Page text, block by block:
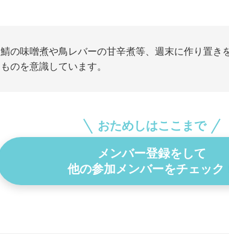
鯖の味噌煮や鳥レバーの甘辛煮等、週末に作り置き
ものを意識しています。
おためしはここまで
メンバー登録をして
他の参加メンバーをチェック